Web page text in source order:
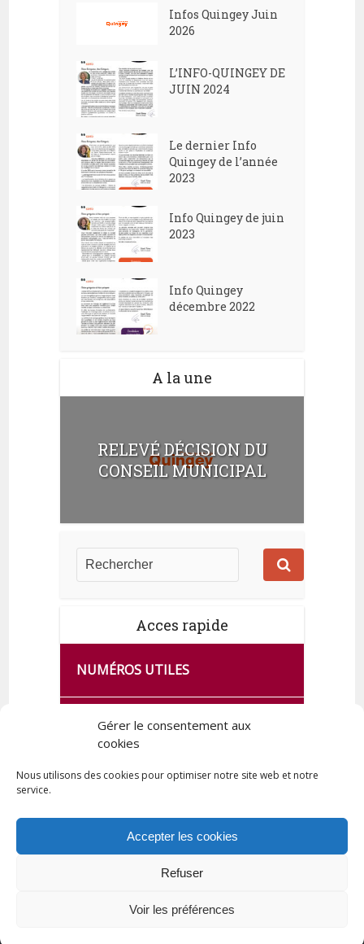
Gérer le consentement aux
cookies
Nous utilisons des cookies pour optimiser notre site web et notre
service.
Accepter les cookies
Refuser
Voir les préférences
Infos Quingey Juin
2026
L’INFO-QUINGEY DE
JUIN 2024
Le dernier Info
Quingey de l’année
2023
Info Quingey de juin
2023
Info Quingey
décembre 2022
A la une
RELEVÉ DÉCISION DU
CONSEIL MUNICIPAL
Acces rapide
NUMÉROS UTILES
CA SE PASSE À FRANCE SERVICES
DE QUINGEY
Tous droits réservés © 2023 Commune de Quingey / Création -